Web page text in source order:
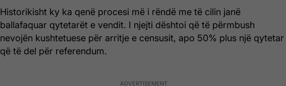
Historikisht ky ka qenë procesi më i rëndë me të cilin janë
ballafaquar qytetarët e vendit. I njejti dështoi që të përmbush
nevojën kushtetuese për arritje e censusit, apo 50% plus një qytetar
që të del për referendum.